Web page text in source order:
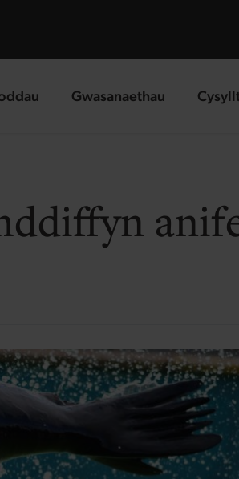
page Gwasanaethau
landing page